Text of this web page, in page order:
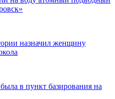
назначил женщину
в пункт базирования на